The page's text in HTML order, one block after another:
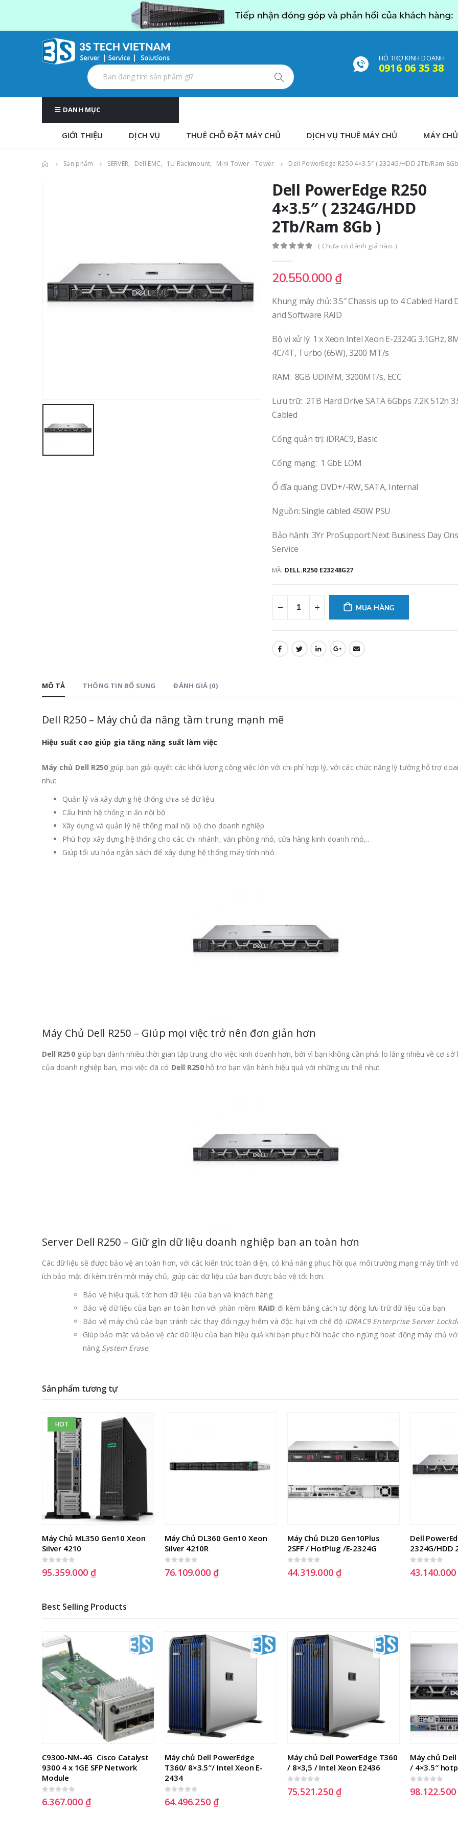
HỖ TRỢ KINH DOANH
0916 06 35 38
DANH MỤC
GIỚI THIỆU DỊCH VỤ THUÊ CHỖ ĐẶT MÁY CHỦ DỊCH VỤ THUÊ MÁY CHỦ MÁY
Sản phẩm SERVER, Dell EMC, 1U Rackmount, Mini Tower - Tower Dell PowerEdge R250 4×3.5″ ( 2324G/HDD 2Tb/Ram
Dell PowerEdge R250
4×3.5″ ( 2324G/HDD
2Tb/Ram 8Gb )
( Chưa có đánh giá nào. )
20.550.000 ₫
Khung máy chủ: 3.5″ Chassis up to 4 Cabled Hard
and Software RAID
Bộ vi xử lý: 1 x Xeon Intel Xeon E-2324G 3.1GHz,
4C/4T, Turbo (65W), 3200 MT/s
RAM: 8GB UDIMM, 3200MT/s, ECC
Lưu trữ: 2TB Hard Drive SATA 6Gbps 7.2K 512n
Cabled
Cổng quản trị: iDRAC9, Basic
Cổng mạng: 1 GbE LOM
Ổ đĩa quang: DVD+/-RW, SATA, Internal
Nguồn: Single cabled 450W PSU
Bảo hành: 3Yr ProSupport:Next Business Day
Service
MÃ: DELL.R250 E23248G27
MUA HÀNG
MÔ TẢ THÔNG TIN BỔ SUNG ĐÁNH GIÁ (0)
Dell R250 – Máy chủ đa năng tầm trung mạnh mẽ
Hiệu suất cao giúp gia tăng năng suất làm việc
Máy chủ Dell R250 giúp bạn giải quyết các khối lượng công việc lớn với chi phí hợp lý, với các chức năng lý tưởng hỗ trợ
như:
Quản lý và xây dựng hệ thống chia sẻ dữ liệu
Cấu hình hệ thống in ấn nội bộ
Xây dựng và quản lý hệ thống mail nội bộ cho doanh nghiệp
Phù hợp xây dựng hệ thống cho các chi nhánh, văn phòng nhỏ, cửa hàng kinh doanh nhỏ,..
Giúp tối ưu hóa ngân sách để xây dựng hệ thống máy tính nhỏ
Máy Chủ Dell R250 – Giúp mọi việc trở nên đơn giản hơn
Dell R250giúp bạn dành nhiều thời gian tập trung cho việc kinh doanh hơn, bởi vì bạn không cần phải lo lắng nhiều về cơ sở
của doanh nghiệp bạn, mọi việc đã có Dell R250 hỗ trợ bạn vận hành hiệu quả với những ưu thế như:
Server Dell R250 – Giữ gìn dữ liệu doanh nghiệp bạn an toàn hơn
Các dữ liệu sẽ được bảo vệ an toàn hơn, với các kiến trúc toàn diện, có khả năng phục hồi qua môi trường mạng máy tính
ích bảo mật đi kèm trên mỗi máy chủ, giúp các dữ liệu của bạn được bảo vệ tốt hơn.
Bảo vệ hiệu quả, tốt hơn dữ liệu của bạn và khách hàng
Bảo vệ dữ liệu của bạn an toàn hơn với phần mềm RAID đi kèm bằng cách tự động lưu trữ dữ liệu của bạn
Bảo vệ máy chủ của bạn tránh các thay đổi nguy hiểm và độc hại với chế độ iDRAC9 Enterprise Server
Giúp bảo mật và bảo vệ các dữ liệu của bạn hiệu quả khi bạn phục hồi hoặc cho ngừng hoạt động máy chủ
năng System Erase
OM3-LC-LC-3M Dây nhảy quang OM3 LC/UPC-LC/UPC 3M (sợi đôi)
0out of 5
150.000
C9300-NM-4G Cisco Catalyst 9300 4 x 1GE SFP Network Module
0 out of 5
6.367.000₫
Máy chủ Dell PowerEdge T360/ 8x3.5"/ Intel Xeon E-2434
0out of 5
64.496.250₫
Sản phẩm tương tự
HOT
Máy Chủ ML350 Gen10 Xeon
Silver 4210
0out of 5
95.359.000 ₫
Máy Chủ DL360 Gen10 Xeon
Silver 4210R
0out of 5
76.109.000 ₫
Máy Chủ DL20 Gen10Plus
2SFF / HotPlug /E-2324G
0out of 5
44.319.000 ₫
Dell
2324G/HDD
0out of 5
43.140.000
Best Selling Products
C9300-NM-4G  Cisco Catalyst
9300 4 x 1GE SFP Network
Module
0out of 5
6.367.000 ₫
Máy chủ Dell PowerEdge
T360/ 8×3.5″/ Intel Xeon E-
2434
0out of 5
64.496.250 ₫
Máy chủ Dell PowerEdge T360
/ 8×3,5 / Intel Xeon E2436
0out of 5
75.521.250 ₫
Máy chủ
/ 4×3.5″
0out of 5
98.122.500